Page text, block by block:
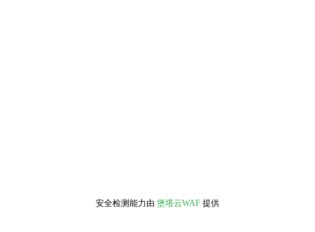
安全检测能力由 堡塔云WAF 提供